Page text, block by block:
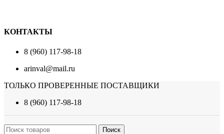
КОНТАКТЫ
8 (960) 117-98-18
arinval@mail.ru
ТОЛЬКО ПРОВЕРЕННЫЕ ПОСТАВЩИКИ
8 (960) 117-98-18
Поиск